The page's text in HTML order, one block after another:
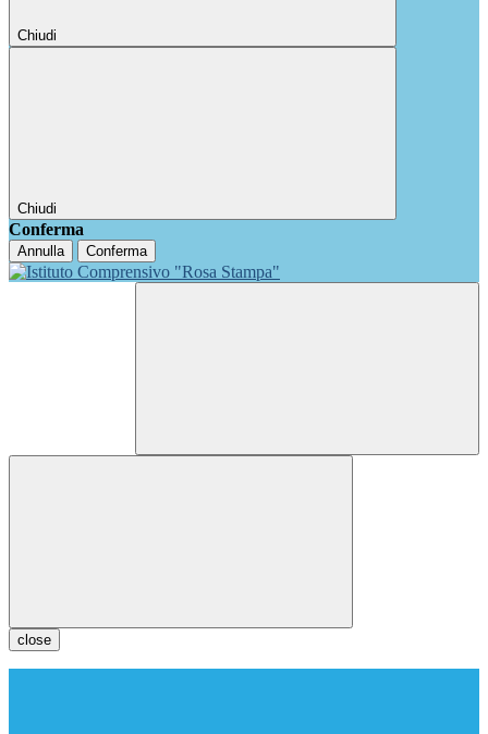
Chiudi
Chiudi
Conferma
Annulla Conferma
close